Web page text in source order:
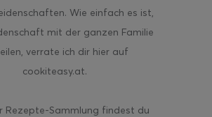
Wie einfach es ist,
mit der ganzen Familie
verrate ich dir hier auf
cookiteasy.at.
Rezepte-Sammlung findest du